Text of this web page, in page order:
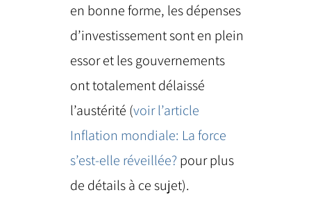
en bonne forme, les dépenses
d’investissement sont en plein
essor et les gouvernements
ont totalement délaissé
l’austérité (voir l’article
Inflation mondiale: La force
s’est-elle réveillée? pour plus
de détails à ce sujet).